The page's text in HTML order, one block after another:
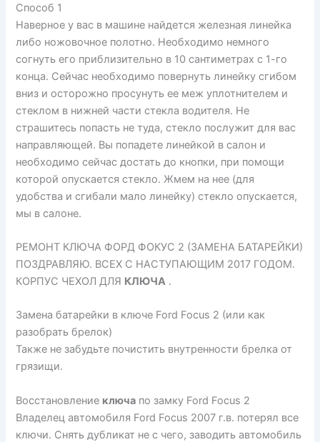
Способ 1
Наверное у вас в машине найдется железная линейка
либо ножовочное полотно. Необходимо немного
согнуть его приблизительно в 10 сантиметрах с 1-го
конца. Сейчас необходимо повернуть линейку сгибом
вниз и осторожно просунуть ее меж уплотнителем и
стеклом в нижней части стекла водителя. Не
страшитесь попасть не туда, стекло послужит для вас
направляющей. Вы попадете линейкой в салон и
необходимо сейчас достать до кнопки, при помощи
которой опускается стекло. Жмем на нее (для
удобства и сгибали мало линейку) стекло опускается,
мы в салоне.
РЕМОНТ КЛЮЧА ФОРД ФОКУС 2 (ЗАМЕНА БАТАРЕЙКИ)
ПОЗДРАВЛЯЮ. ВСЕХ С НАСТУПАЮЩИМ 2017 ГОДОМ.
КОРПУС ЧЕХОЛ ДЛЯ КЛЮЧА .
Замена батарейки в ключе Ford Focus 2 (или как
разобрать брелок)
Также не забудьте почистить внутренности брелка от
грязищи.
Восстановление ключа по замку Ford Focus 2
Владелец автомобиля Ford Focus 2007 г.в. потерял все
ключи. Снять дубликат не с чего, заводить автомобиль